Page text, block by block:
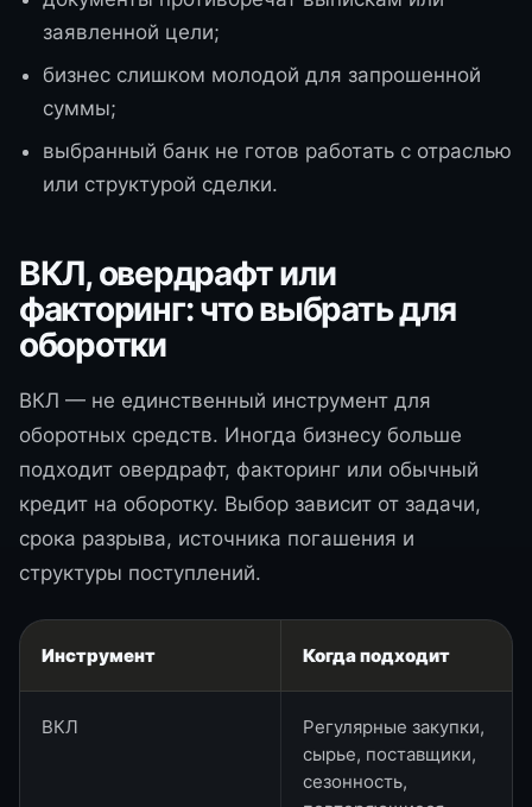
заявленной цели;
бизнес слишком молодой для запрошенной
суммы;
выбранный банк не готов работать с отраслью
или структурой сделки.
ВКЛ, овердрафт или
факторинг: что выбрать для
оборотки
ВКЛ — не единственный инструмент для
оборотных средств. Иногда бизнесу больше
подходит овердрафт, факторинг или обычный
кредит на оборотку. Выбор зависит от задачи,
срока разрыва, источника погашения и
структуры поступлений.
Инструмент Когда подходит
ВКЛ
Регулярные закупки,
сырье, поставщики,
сезонность,